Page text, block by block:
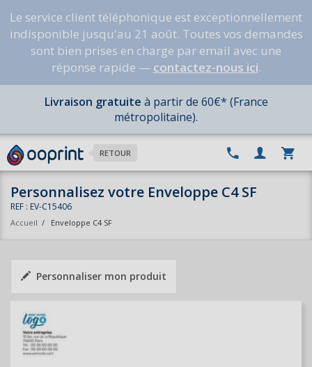
Le service client téléphonique est exceptionnellement
indisponible jusqu'au 21 août. Toutes vos demandes
sont bien prises en charge par email avec une
réponse rapide — contactez-nous ici.
Livraison gratuite à partir de 60€* (France
métropolitaine).
RETOUR
Personnalisez votre Enveloppe C4 SF
REF : EV-C15406
Accueil / Enveloppe C4 SF
Personnaliser mon produit